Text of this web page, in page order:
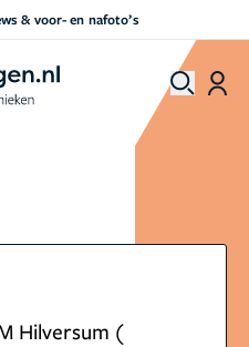
& voor- en nafoto’s
Hilversum (